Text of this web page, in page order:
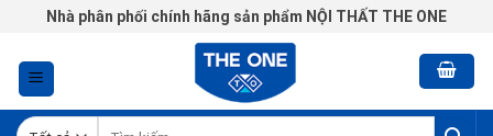
Chuyển
nội
dung
Nhà phân phối chính hãng sản phẩm NỘI THẤT THE ONE